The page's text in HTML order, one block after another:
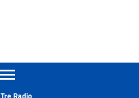
Apri il menu secondario
Radio